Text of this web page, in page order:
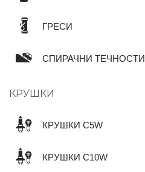
ГРЕСИ
СПИРАЧНИ ТЕЧНОСТИ
КРУШКИ
КРУШКИ C5W
КРУШКИ C10W